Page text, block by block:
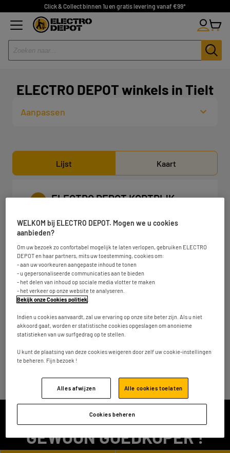
Click & Collect binnen 1u en gratis levering vanaf €99*
ELECTRO DEPOT winkels in Tielt
Aanpassen
Lijst Kaart
1
17.64
km
ELECTRO DEPOT KORTRIJK
8500 Kortrijk
Nummer Meer info
ELECTRO DEPOT winkels in andere steden
Vind uw ELECTRO DEPOT winkel
België
ALTIJD KWALITEIT,
GEWOON GOEDKOPER !
WELKOM bij ELECTRO DEPOT. Mogen we u cookies
aanbieden?
Om uw bezoek zo confortabel mogelijk te laten verlopen, gebruiken ELECTRO
DEPOT en haar partners, mits uw toestemming, cookies om:
- aan uw voorkeuren aangepaste inhoud te tonen
- u gepersonaliseerde communicaties aan te bieden
- het delen van inhoud op sociale media vlotter te maken
- het verkeer op onze website te analyseren.
Bekijk onze Cookies politiek
Indien u cookies aanvaardt, zal uw ervaring op onze site beter zijn. Als u niet
akkoord gaat, worden er statistische cookies opgeslagen om anonieme
statistieken van uw surfgedrag op te stellen.
U kunt de plaatsing van deze cookies weigeren door zelf uw cookie-instellingen
te beheren. Fijn bezoek !
Cookies beheren
Alles afwijzen Alle cookies toelaten